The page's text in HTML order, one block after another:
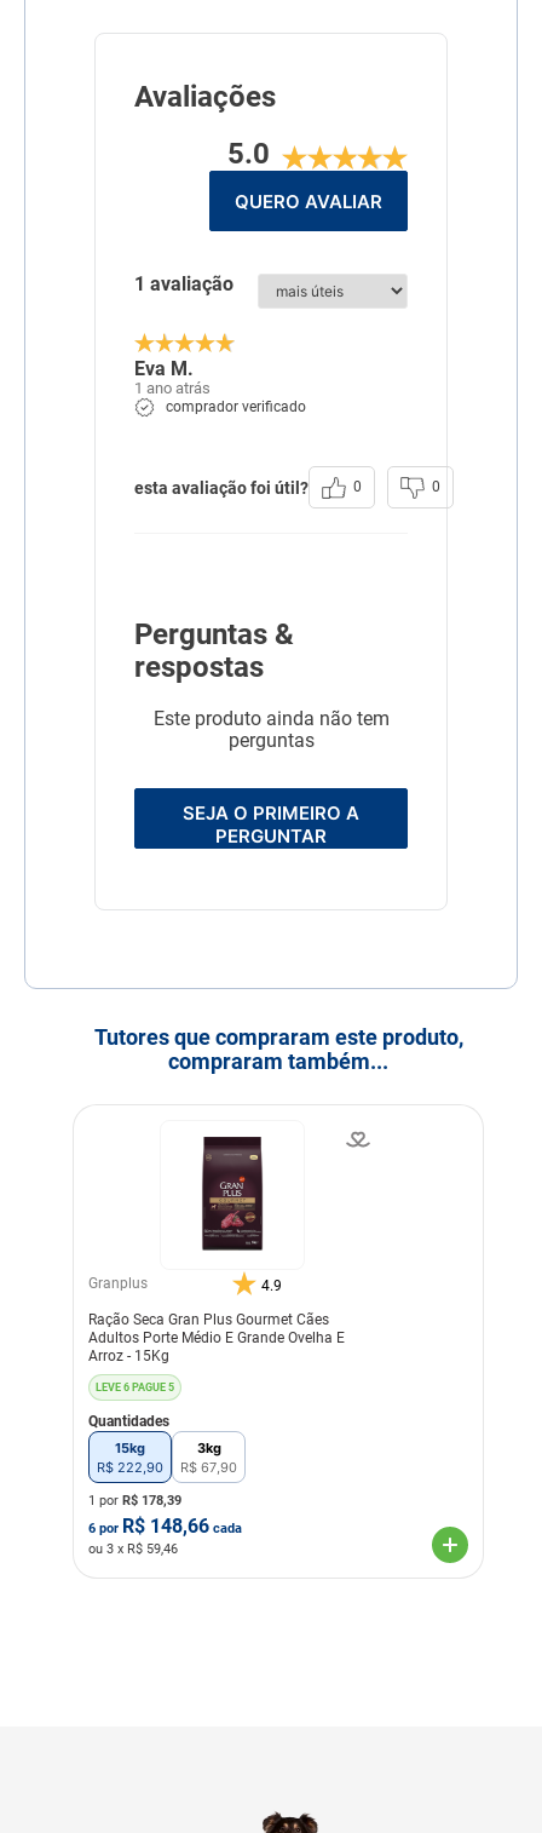
Avaliações
5.0
QUERO AVALIAR
1 avaliação
Eva M.
1 ano atrás
comprador verificado
esta avaliação foi útil? 0 0
Perguntas &
respostas
Este produto ainda não tem
perguntas
SEJA O PRIMEIRO A
PERGUNTAR
Tutores que compraram este produto,
compraram também...
Granplus 4.9
Ração Seca Gran Plus Gourmet Cães
Adultos Porte Médio E Grande Ovelha E
Arroz - 15Kg
LEVE 6 PAGUE 5
Quantidades
15kg
R$ 222,90
3kg
R$ 67,90
1 por R$ 178,39
6 por R$ 148,66 cada
ou 3 x R$ 59,46